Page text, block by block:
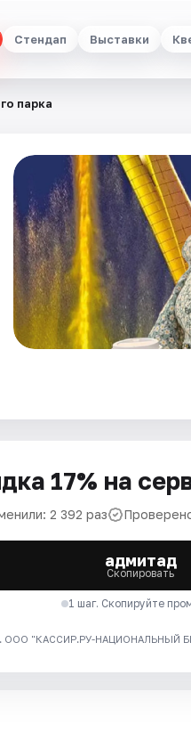
Стендап Выставки
парка
17% на
2 392 раз
адмитад
Скопировать
1 шаг. Скопируйте
ООО "КАССИР.РУ-НАЦИОНАЛЬНЫЙ